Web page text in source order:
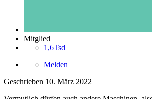
Mitglied
1,6Tsd
Melden
Geschrieben 10. März 2022